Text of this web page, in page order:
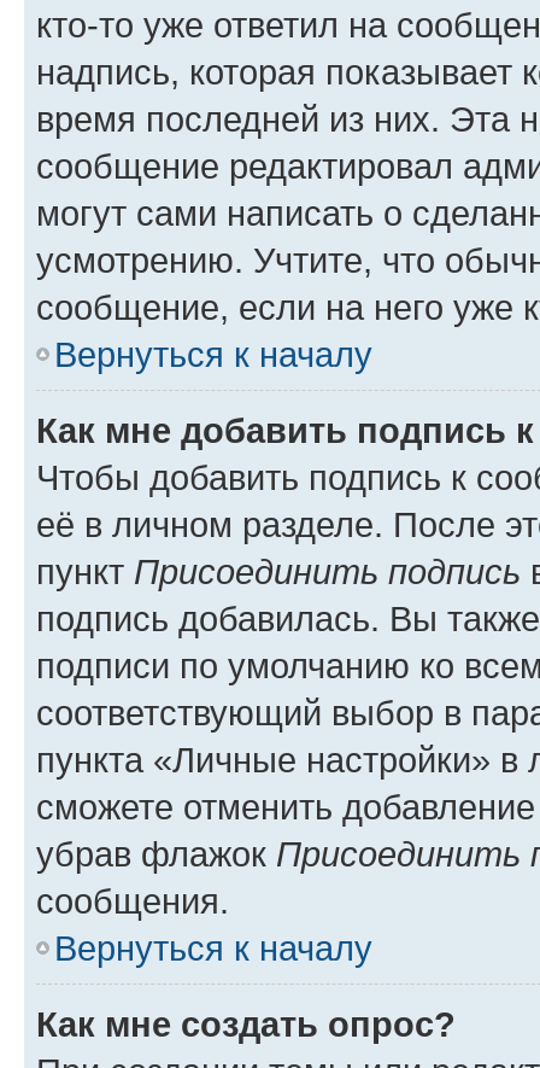
кто-то уже ответил на
надпись, которая показывает
время последней из них. Эта
сообщение редактировал
могут сами написать о
усмотрению. Учтите, что
сообщение, если на него уже
Вернуться к началу
Как мне добавить подпись
Чтобы добавить подпись к
её в личном разделе. После
пункт Присоединить подпись
подпись добавилась. Вы
подписи по умолчанию ко
соответствующий выбор в
пункта «Личные настройки»
сможете отменить
убрав флажок Присоединить
сообщения.
Вернуться к началу
Как мне создать опрос?